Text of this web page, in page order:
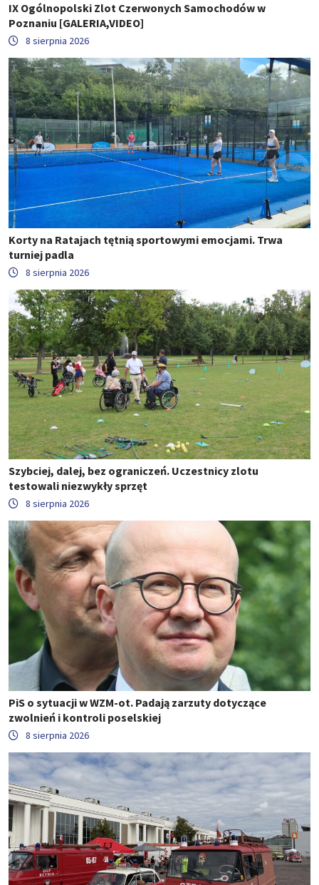
IX Ogólnopolski Zlot Czerwonych Samochodów w
Poznaniu [GALERIA,VIDEO]
8 sierpnia 2026
Korty na Ratajach tętnią sportowymi emocjami. Trwa
turniej padla
8 sierpnia 2026
Szybciej, dalej, bez ograniczeń. Uczestnicy zlotu
testowali niezwykły sprzęt
8 sierpnia 2026
PiS o sytuacji w WZM-ot. Padają zarzuty dotyczące
zwolnień i kontroli poselskiej
8 sierpnia 2026